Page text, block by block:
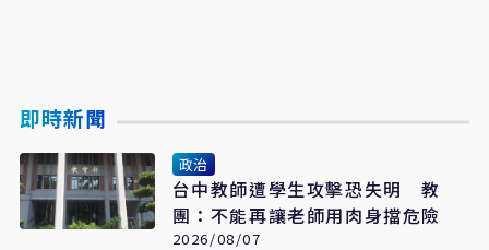
即時新聞
政治
台中教師遭學生攻擊恐失明 教
團：不能再讓老師用肉身擋危險
2026/08/07